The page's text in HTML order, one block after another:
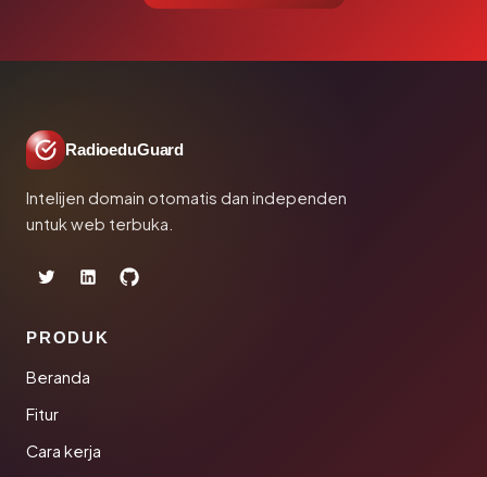
RadioeduGuard
Intelijen domain otomatis dan independen
untuk web terbuka.
PRODUK
Beranda
Fitur
Cara kerja